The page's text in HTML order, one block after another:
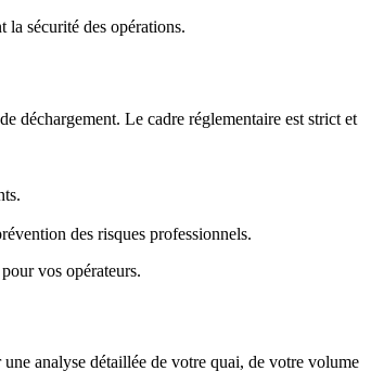
la sécurité des opérations.
déchargement. Le cadre réglementaire est strict et
des risques professionnels.
vos opérateurs.
une analyse détaillée de votre quai, de votre volume